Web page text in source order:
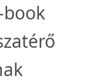
book